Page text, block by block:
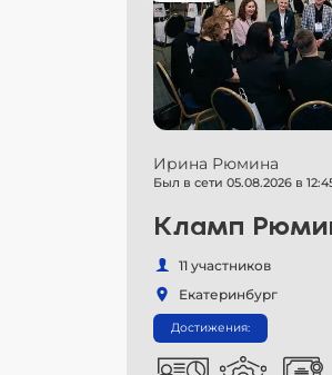
Ирина Рюмина
Был в сети 05.08.2026 в
Кламп
11 участников
Екатеринбург
Достижения: